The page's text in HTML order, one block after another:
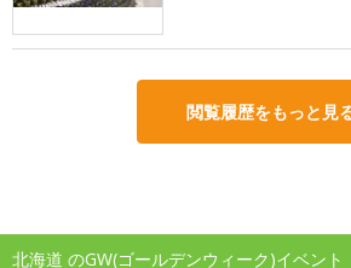
閲覧履歴をもっと見
北海道 のGW(ゴールデンウィーク)イベン